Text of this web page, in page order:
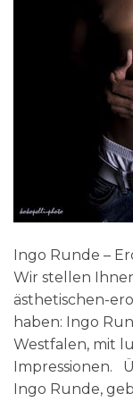
Ingo Runde –
Wir stellen
ästhetischen-
haben: Ingo
Westfalen, mit
Impressionen.
Ingo Runde,